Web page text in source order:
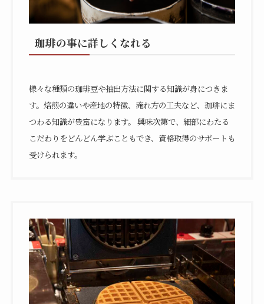
珈琲の事に詳しくなれる
様々な種類の珈琲豆や抽出方法に関する知識が身につきま
す。焙煎の違いや産地の特徴、淹れ方の工夫など、珈琲にま
つわる知識が豊富になります。 興味次第で、細部にわたる
こだわりをどんどん学ぶこともでき、資格取得のサポートも
受けられます。